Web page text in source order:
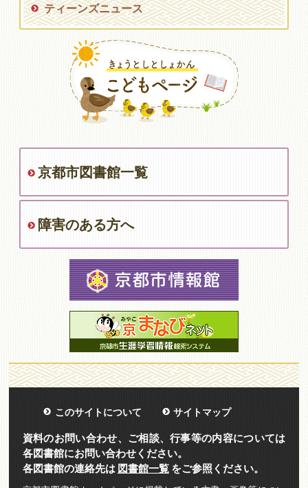
ティーンズニュース
京都市図書館一覧
障害のある方へ
このサイトについて サイトマップ
資料のお問い合わせ、ご相談、行事等の内容については
各図書館にお問い合わせください。
各図書館の連絡先は 図書館一覧をご参照ください。